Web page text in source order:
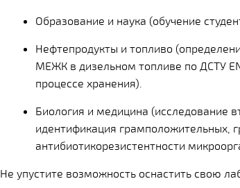
Образование и наука (обучение
Нефтепродукты и топливо
МЕЖК в дизельном топливе по ДСТУ
процессе хранения).
Биология и медицина (исследование
идентификация грамположительных,
антибиотикорезистентности
Не упустите возможность оснастить свою